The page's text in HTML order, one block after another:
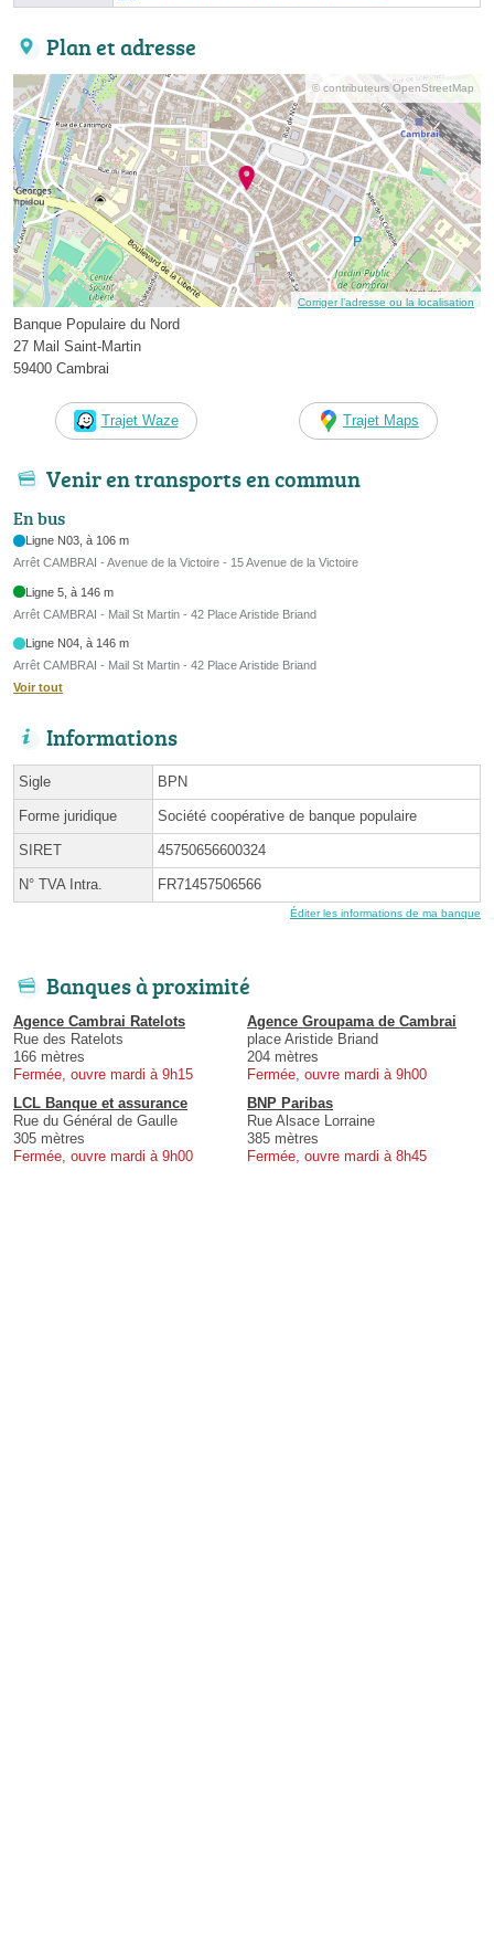
Plan et adresse
© contributeurs OpenStreetMap
Corriger l’adresse ou la localisation
Banque Populaire du Nord
27 Mail Saint-Martin
59400 Cambrai
Trajet Waze Trajet Maps
Venir en transports en commun
En bus
Ligne N03, à 106 m
Arrêt CAMBRAI - Avenue de la Victoire - 15 Avenue de la Victoire
Ligne 5, à 146 m
Arrêt CAMBRAI - Mail St Martin - 42 Place Aristide Briand
Ligne N04, à 146 m
Arrêt CAMBRAI - Mail St Martin - 42 Place Aristide Briand
Voir tout
Informations
Sigle BPN
Forme juridique Société coopérative de banque populaire
SIRET 45750656600324
N° TVA Intra. FR71457506566
Éditer les informations de ma banque
Banques à proximité
Agence Cambrai Ratelots
Rue des Ratelots
166 mètres
Fermée, ouvre mardi à 9h15
Agence Groupama de Cambrai
place Aristide Briand
204 mètres
Fermée, ouvre mardi à 9h00
LCL Banque et assurance
Rue du Général de Gaulle
305 mètres
Fermée, ouvre mardi à 9h00
BNP Paribas
Rue Alsace Lorraine
385 mètres
Fermée, ouvre mardi à 8h45